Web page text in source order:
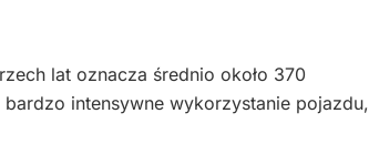
lat oznacza średnio około 370
intensywne wykorzystanie pojazdu,